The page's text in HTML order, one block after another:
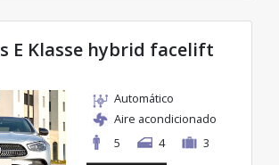
E Klasse hybrid facelift
Automático
Aire acondicionado
5
4 3